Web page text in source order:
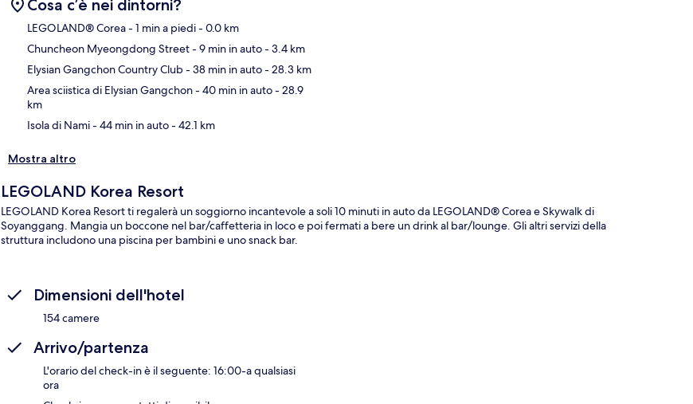
Cosa c’è nei dintorni?
LEGOLAND® Corea- 1 min a piedi- 0.0 km
Chuncheon Myeongdong Street- 9 min in auto- 3.4 km
Elysian Gangchon Country Club- 38 min in auto- 28.3 km
Area sciistica di Elysian Gangchon- 40 min in auto- 28.9
km
Isola di Nami- 44 min in auto- 42.1 km
Mostra altro
LEGOLAND Korea Resort
LEGOLAND Korea Resort ti regalerà un soggiorno incantevole a soli 10 minuti in auto da LEGOLAND® Corea e Skywalk di
Soyanggang. Mangia un boccone nel bar/caffetteria in loco e poi fermati a bere un drink al bar/lounge. Gli altri servizi della
struttura includono una piscina per bambini e uno snack bar.
Dimensioni dell'hotel
154 camere
Arrivo/partenza
L'orario del check-in è il seguente: 16:00-a qualsiasi
ora